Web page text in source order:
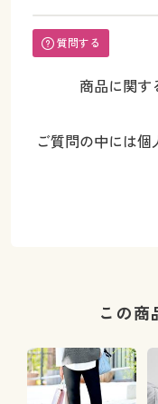
質問する
商品に関す
ご質問の中には
この